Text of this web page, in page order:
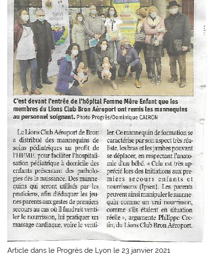
Article dans le Progrès de Lyon le 23 janvier 2021